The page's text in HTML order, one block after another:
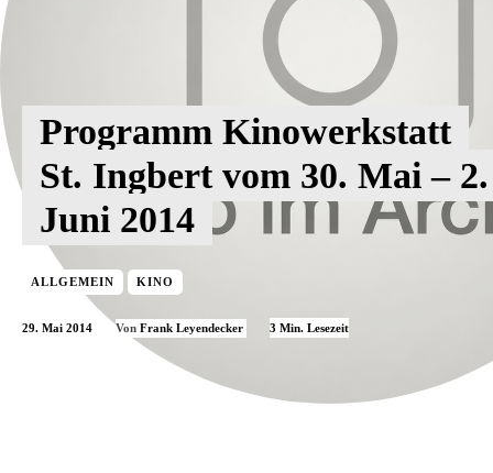
Programm Kinowerkstatt
St. Ingbert vom 30. Mai – 2.
Juni 2014
ALLGEMEIN KINO
29. Mai 2014 Von Frank Leyendecker 3 Min. Lesezeit